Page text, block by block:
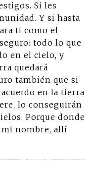
Si les
Y si hasta
ti como el
todo lo que
en el cielo, y
quedará
también que si
en la tierra
lo conseguirán
Porque donde
nombre, allí